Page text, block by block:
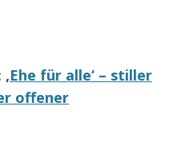
‚Ehe für alle‘ – stiller
offener